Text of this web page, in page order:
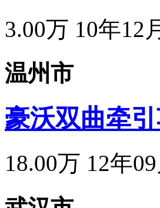
3.00万 10年12
温州市
豪沃双曲牵
18.00万 12年09